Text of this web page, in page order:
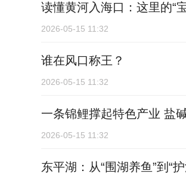
读懂黄河入海口：这里的“
2026-05-15 11:32
谁在风口称王？
2026-05-15 11:32
一条锦鲤撑起特色产业 盐
2026-05-15 11:32
东平湖：从“围湖养鱼”到“